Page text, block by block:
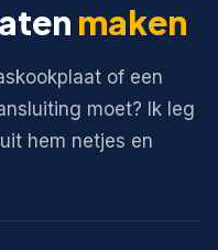
maken
of een
moet? Ik leg
hem netjes en